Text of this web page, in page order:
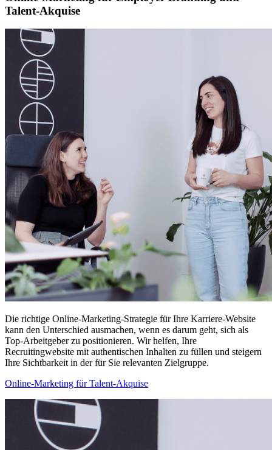
Talent-Akquise
Die richtige Online-Marketing-Strategie für Ihre Karriere-Website
kann den Unterschied ausmachen, wenn es darum geht, sich als
Top-Arbeitgeber zu positionieren. Wir helfen, Ihre
Recruitingwebsite mit authentischen Inhalten zu füllen und steigern
Ihre Sichtbarkeit in der für Sie relevanten Zielgruppe.
Online-Marketing für Talent-Akquise